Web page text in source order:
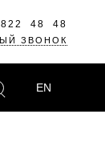
48 48
ЗВОНОК
EN